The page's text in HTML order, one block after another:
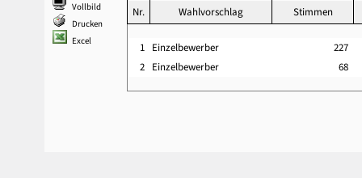
Vollbild
Drucken
Excel
Nr.
Wahlvorschlag Stimmen
1 Einzelbewerber
227
2 Einzelbewerber 68